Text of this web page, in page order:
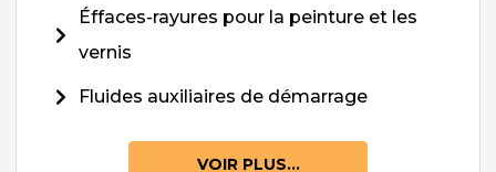
Éffaces-rayures pour la peinture et les
vernis
Fluides auxiliaires de démarrage
VOIR PLUS...